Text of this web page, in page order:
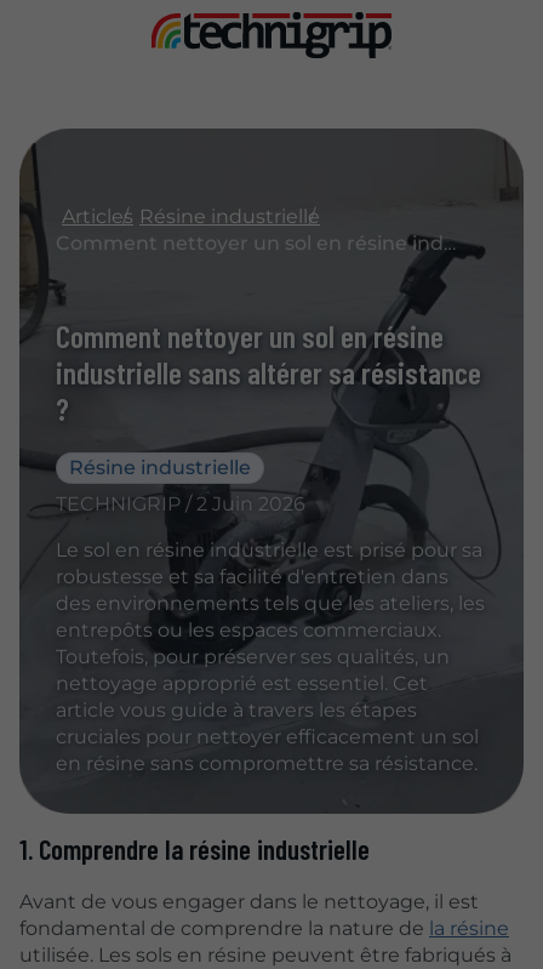
Articles Résine industrielle
Comment nettoyer un sol en résine industrielle sans altérer sa résistance ?
Comment nettoyer un sol en résine
industrielle sans altérer sa résistance
?
Résine industrielle
TECHNIGRIP / 2 Juin 2026
Le sol en résine industrielle est prisé pour sa
robustesse et sa facilité d'entretien dans
des environnements tels que les ateliers, les
entrepôts ou les espaces commerciaux.
Toutefois, pour préserver ses qualités, un
nettoyage approprié est essentiel. Cet
article vous guide à travers les étapes
cruciales pour nettoyer efficacement un sol
en résine sans compromettre sa résistance.
1. Comprendre la résine industrielle
Avant de vous engager dans le nettoyage, il est
fondamental de comprendre la nature de la résine
utilisée. Les sols en résine peuvent être fabriqués à